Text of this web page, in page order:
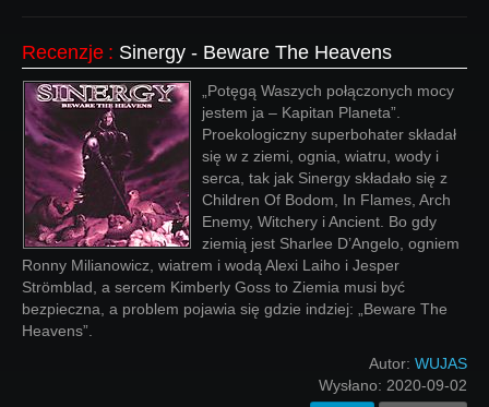
Recenzje : Sinergy - Beware The Heavens
„Potęgą Waszych połączonych mocy
jestem ja – Kapitan Planeta”.
Proekologiczny superbohater składał
się w z ziemi, ognia, wiatru, wody i
serca, tak jak Sinergy składało się z
Children Of Bodom, In Flames, Arch
Enemy, Witchery i Ancient. Bo gdy
ziemią jest Sharlee D’Angelo, ogniem
Ronny Milianowicz, wiatrem i wodą Alexi Laiho i Jesper
Strömblad, a sercem Kimberly Goss to Ziemia musi być
bezpieczna, a problem pojawia się gdzie indziej: „Beware The
Heavens”.
Autor: WUJAS
Wysłano: 2020-09-02